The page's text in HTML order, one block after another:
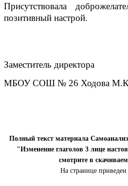
Присутствовала
позитивный настрой.
Заместитель директора
МБОУ СОШ № 26 Ходова
Полный текст материала
"Изменение глаголов 3 лице
смотрите в
На странице приведен